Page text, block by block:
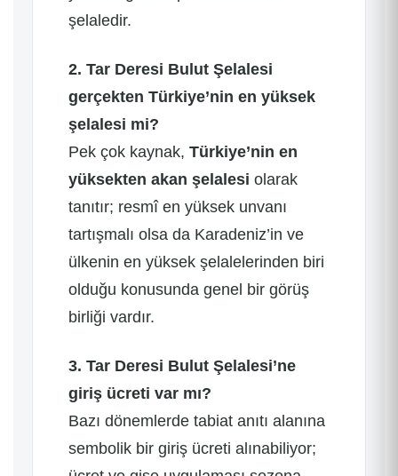
şelaledir.
2. Tar Deresi Bulut Şelalesi
gerçekten Türkiye’nin en yüksek
şelalesi mi?
Pek çok kaynak, Türkiye’nin en
yüksekten akan şelalesi olarak
tanıtır; resmî en yüksek unvanı
tartışmalı olsa da Karadeniz’in ve
ülkenin en yüksek şelalelerinden biri
olduğu konusunda genel bir görüş
birliği vardır.
3. Tar Deresi Bulut Şelalesi’ne
giriş ücreti var mı?
Bazı dönemlerde tabiat anıtı alanına
sembolik bir giriş ücreti alınabiliyor;